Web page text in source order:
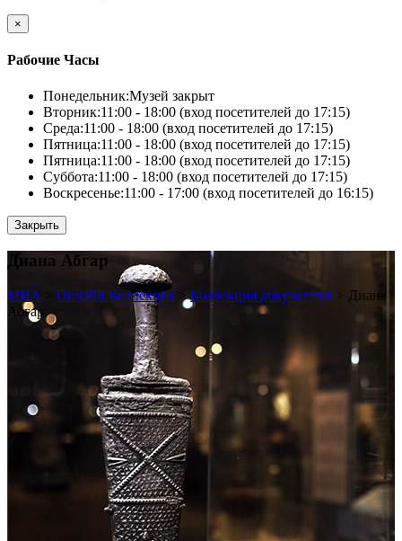
×
Рабочие Часы
Понедельник:Музей закрыт
Вторник:11:00 - 18:00 (вход посетителей до 17:15)
Среда:11:00 - 18:00 (вход посетителей до 17:15)
Пятница:11:00 - 18:00 (вход посетителей до 17:15)
Пятница:11:00 - 18:00 (вход посетителей до 17:15)
Суббота:11:00 - 18:00 (вход посетителей до 17:15)
Воскресенье:11:00 - 17:00 (вход посетителей до 16:15)
Закрыть
Диана Абгар
МИА Онлайн Коллекция >Коллекция документов > Диана
Абгар